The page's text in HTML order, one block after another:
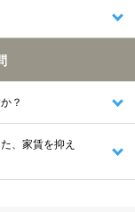
)
？
、家賃を抑え